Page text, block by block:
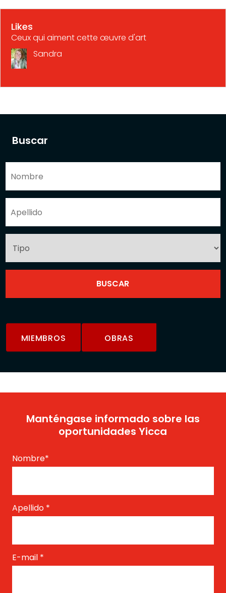
Buscar
MIEMBROS OBRAS
Likes
Ceux qui aiment cette œuvre d'art
Sandra
Manténgase informado sobre las
oportunidades Yicca
Nombre*
Apellido *
E-mail *